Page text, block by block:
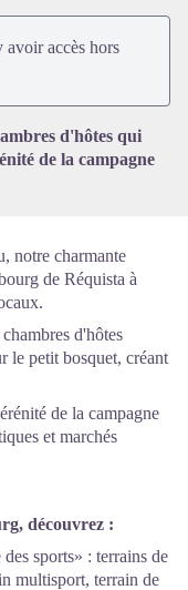
avoir accès hors
d'hôtes qui
de la campagne
notre charmante
de Réquista à
d'hôtes
le petit bosquet, créant
de la campagne
et marchés
découvrez :
sports» : terrains de
multisport, terrain de